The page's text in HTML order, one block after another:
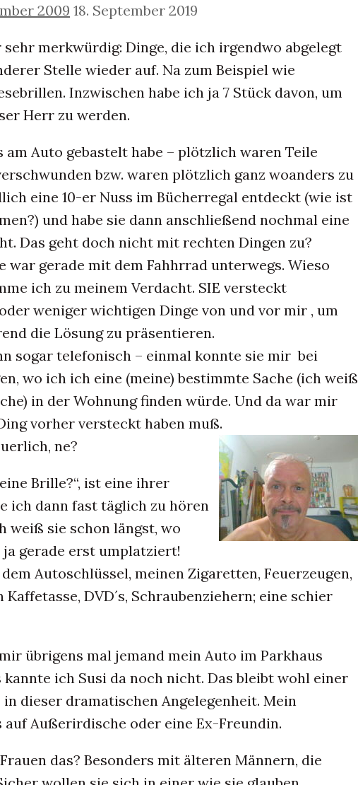
2009 18. September 2019
merkwürdig: Dinge, die ich irgendwo abgelegt
Stelle wieder auf. Na zum Beispiel wie
Inzwischen habe ich ja 7 Stück davon, um
Herr zu werden.
am Auto gebastelt habe – plötzlich waren Teile
bzw. waren plötzlich ganz woanders zu
eine 10-er Nuss im Bücherregal entdeckt (wie ist
und habe sie dann anschließend nochmal eine
Das geht doch nicht mit rechten Dingen zu?
war gerade mit dem Fahhrrad unterwegs. Wieso
ich zu meinem Verdacht. SIE versteckt
weniger wichtigen Dinge von und vor mir , um
die Lösung zu präsentieren.
sogar telefonisch – einmal konnte sie mir bei
wo ich ich eine (meine) bestimmte Sache (ich weiß
in der Wohnung finden würde. Und da war mir
vorher versteckt haben muß.
ne?
Brille?“, ist eine ihrer
ich dann fast täglich zu hören
weiß sie schon längst, wo
gerade erst umplatziert!
Autoschlüssel, meinen Zigaretten, Feuerzeugen,
DVD´s, Schraubenziehern; eine schier
übrigens mal jemand mein Auto im Parkhaus
ich Susi da noch nicht. Das bleibt wohl einer
dieser dramatischen Angelegenheit. Mein
auf Außerirdische oder eine Ex-Freundin.
das? Besonders mit älteren Männern, die